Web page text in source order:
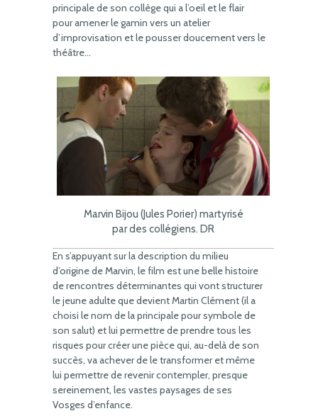
principale de son collège qui a l’oeil et le flair
pour amener le gamin vers un atelier
d’improvisation et le pousser doucement vers le
théâtre…
Marvin Bijou (Jules Porier) martyrisé
par des collégiens. DR
En s’appuyant sur la description du milieu
d’origine de Marvin, le film est une belle histoire
de rencontres déterminantes qui vont structurer
le jeune adulte que devient Martin Clément (il a
choisi le nom de la principale pour symbole de
son salut) et lui permettre de prendre tous les
risques pour créer une pièce qui, au-delà de son
succès, va achever de le transformer et même
lui permettre de revenir contempler, presque
sereinement, les vastes paysages de ses
Vosges d’enfance.